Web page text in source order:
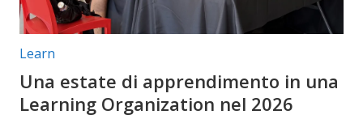
Categorie articolo:
Learn
Una estate di apprendimento in una
Learning Organization nel 2026